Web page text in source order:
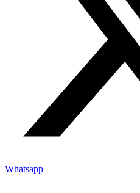
Whatsapp